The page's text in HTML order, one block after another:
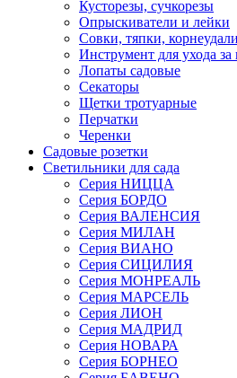
Кусторезы, сучкорезы
Опрыскиватели и лейки
Совки, тяпки,
Инструмент для ухода за
Лопаты садовые
Секаторы
Щетки тротуарные
Перчатки
Черенки
Садовые розетки
Светильники для сада
Серия НИЦЦА
Серия БОРДО
Серия ВАЛЕНСИЯ
Серия МИЛАН
Серия ВИАНО
Серия СИЦИЛИЯ
Серия МОНРЕАЛЬ
Серия МАРСЕЛЬ
Серия ЛИОН
Серия МАДРИД
Серия НОВАРА
Серия БОРНЕО